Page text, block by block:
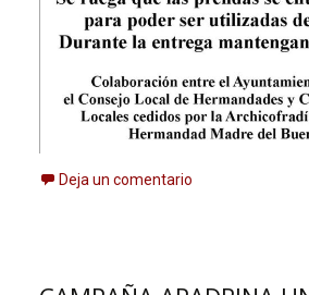
Deja un comentario